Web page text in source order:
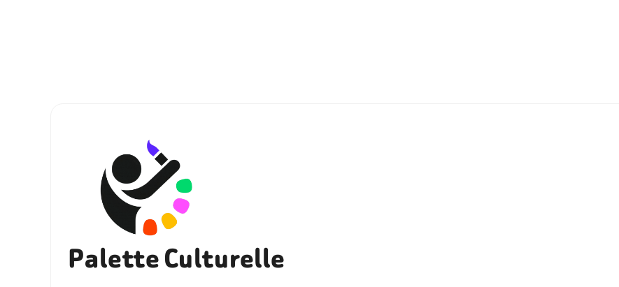
Palette Culturelle